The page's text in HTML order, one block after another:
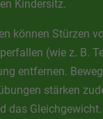
Kindersitz.
können Stürzen
(wie z. B.
entfernen.
stärken
das Gleichgewicht.